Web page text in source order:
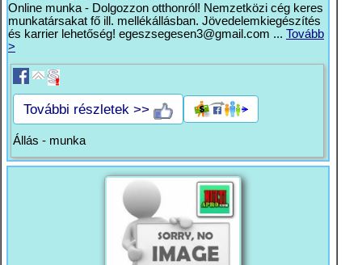
Online munka - Dolgozzon otthonról! Nemzetközi cég keres
munkatársakat fő ill. mellékállásban. Jövedelemkiegészítés
és karrier lehetőség! egeszsegesen3@gmail.com ... Tovább
>
További részletek >>
Állás - munka